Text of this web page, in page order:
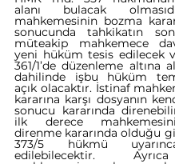
alanı bulacak
mahkemesinin bozma
sonucunda tahkikatın
müteakip mahkemece
yeni hüküm tesis edilecek
361/1’de düzenleme altına
dahilinde işbu hüküm
açık olacaktır. İstinaf
kararına karşı dosyanın
sonucu kararında
ilk derece
direnme kararında olduğu
373/5 hükmü
edilebilecektir.